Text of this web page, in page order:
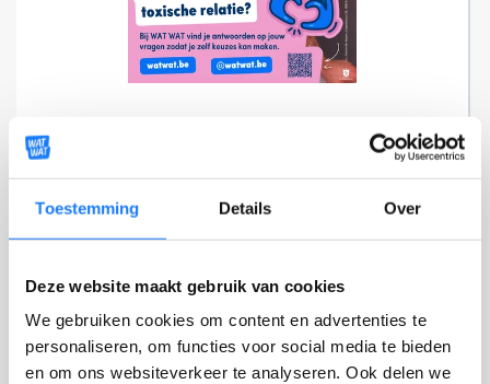
Toestemming Details Over
Deze website maakt gebruik van cookies
We gebruiken cookies om content en advertenties te
personaliseren, om functies voor social media te bieden
en om ons websiteverkeer te analyseren. Ook delen we
NORMALE PRIJS